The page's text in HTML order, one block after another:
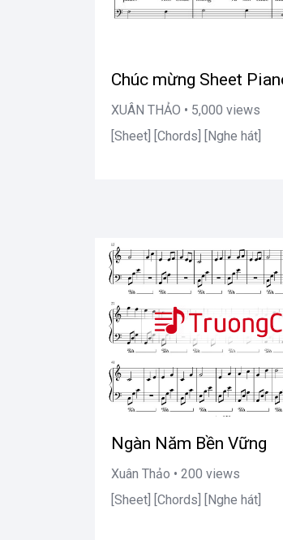
Chúc mừng Sheet
XUÂN THẢO • 5,000 views
[Sheet] [Chords] [Nghe hát]
Ngàn Năm Bền Vững
Xuân Thảo • 200 views
[Sheet] [Chords] [Nghe hát]